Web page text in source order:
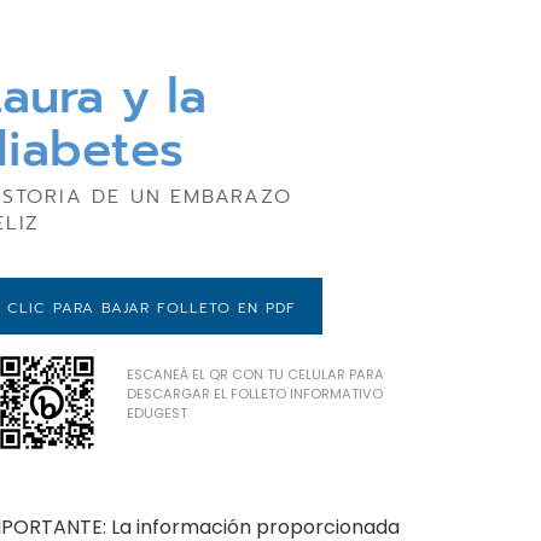
y la
DE UN EMBARAZO
CLIC PARA BAJAR FOLLETO EN PDF
ESCANEÁ EL QR CON TU CELULAR PARA
DESCARGAR EL FOLLETO INFORMATIVO
EDUGEST
La información proporcionada